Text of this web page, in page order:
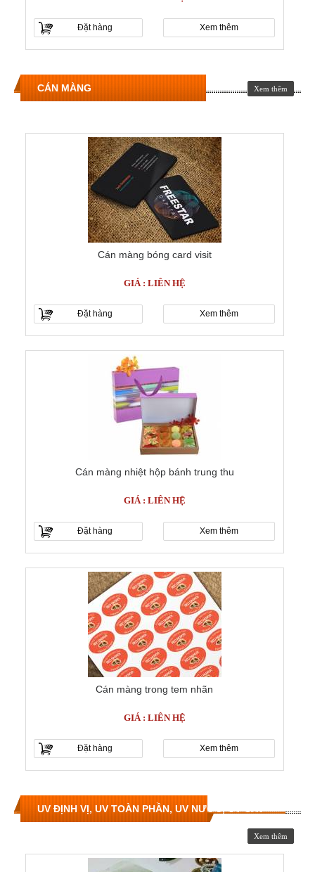
Đặt hàng Xem thêm
CÁN MÀNG Xem thêm
Cán màng bóng card visit
GIÁ : LIÊN HỆ
Đặt hàng Xem thêm
Cán màng nhiệt hộp bánh trung thu
GIÁ : LIÊN HỆ
Đặt hàng Xem thêm
Cán màng trong tem nhãn
GIÁ : LIÊN HỆ
Đặt hàng Xem thêm
UV ĐỊNH VỊ, UV TOÀN PHẦN, UV NƯỚC, UV CÁT
Xem thêm